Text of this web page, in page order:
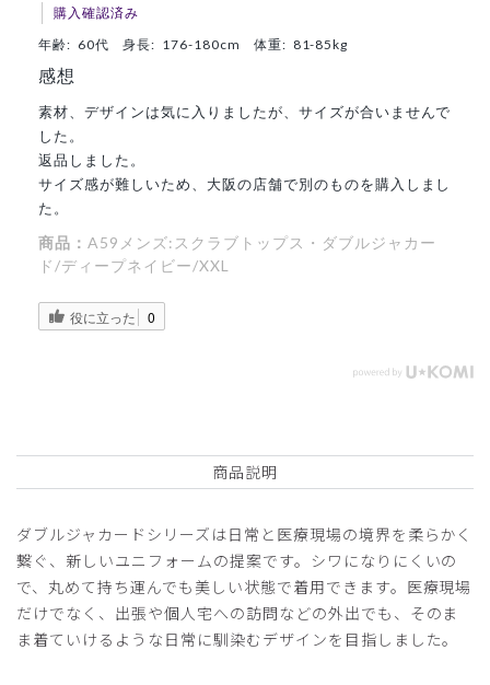
購入確認済み
年齢: 60代 身長: 176-180cm 体重: 81-85kg
感想
素材、デザインは気に入りましたが、サイズが合いませんで
した。
返品しました。
サイズ感が難しいため、大阪の店舗で別のものを購入しまし
た。
商品： A59メンズ:スクラブトップス・ダブルジャカー
ド/ディープネイビー/XXL
役に立った 0
商品説明
ダブルジャカードシリーズは日常と医療現場の境界を柔らかく
繋ぐ、新しいユニフォームの提案です。シワになりにくいの
で、丸めて持ち運んでも美しい状態で着用できます。医療現場
だけでなく、出張や個人宅への訪問などの外出でも、そのま
ま着ていけるような日常に馴染むデザインを目指しました。